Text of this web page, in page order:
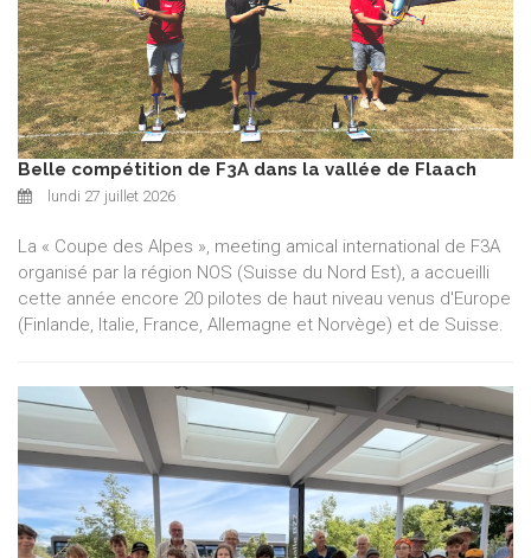
Belle compétition de F3A dans la vallée de Flaach
lundi 27 juillet 2026
La « Coupe des Alpes », meeting amical international de F3A
organisé par la région NOS (Suisse du Nord Est), a accueilli
cette année encore 20 pilotes de haut niveau venus d'Europe
(Finlande, Italie, France, Allemagne et Norvège) et de Suisse.